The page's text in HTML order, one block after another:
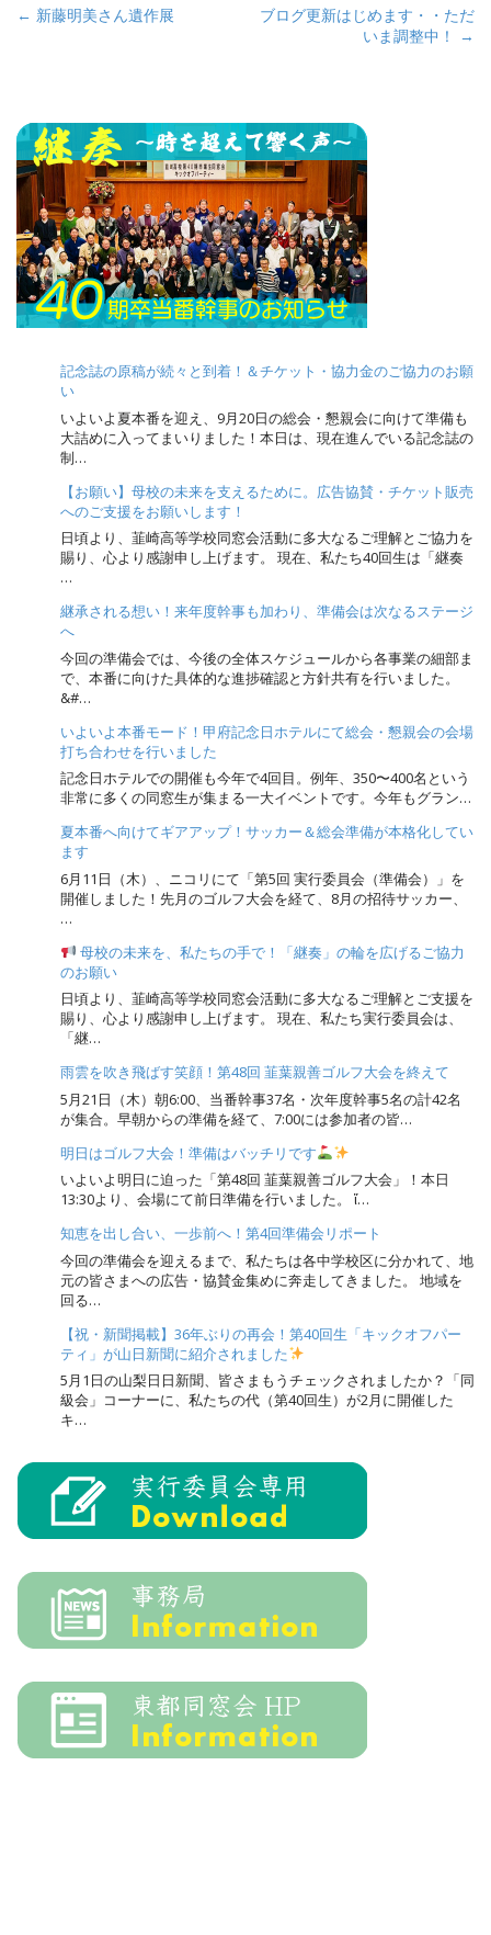
P
n
a
v
g
a
t
i
← 新藤明美さん遺作展
ブログ更新はじめます・・ただ
いま調整中！ →
記念誌の原稿が続々と到着！＆チケット・協力金のご協力のお願
い
いよいよ夏本番を迎え、9月20日の総会・懇親会に向けて準備も
大詰めに入ってまいりました！本日は、現在進んでいる記念誌の
制…
【お願い】母校の未来を支えるために。広告協賛・チケット販売
へのご支援をお願いします！
日頃より、韮崎高等学校同窓会活動に多大なるご理解とご協力を
賜り、心より感謝申し上げます。 現在、私たち40回生は「継奏
…
継承される想い！来年度幹事も加わり、準備会は次なるステージ
へ
今回の準備会では、今後の全体スケジュールから各事業の細部ま
で、本番に向けた具体的な進捗確認と方針共有を行いました。
&#…
いよいよ本番モード！甲府記念日ホテルにて総会・懇親会の会場
打ち合わせを行いました
記念日ホテルでの開催も今年で4回目。例年、350〜400名という
非常に多くの同窓生が集まる一大イベントです。今年もグラン…
夏本番へ向けてギアアップ！サッカー＆総会準備が本格化してい
ます
6月11日（木）、ニコリにて「第5回 実行委員会（準備会）」を
開催しました！先月のゴルフ大会を経て、8月の招待サッカー、
…
母校の未来を、私たちの手で！「継奏」の輪を広げるご協力
のお願い
日頃より、韮崎高等学校同窓会活動に多大なるご理解とご支援を
賜り、心より感謝申し上げます。 現在、私たち実行委員会は、
「継…
雨雲を吹き飛ばす笑顔！第48回 韮葉親善ゴルフ大会を終えて
5月21日（木）朝6:00、当番幹事37名・次年度幹事5名の計42名
が集合。早朝からの準備を経て、7:00には参加者の皆…
明日はゴルフ大会！準備はバッチリです
いよいよ明日に迫った「第48回 韮葉親善ゴルフ大会」！本日
13:30より、会場にて前日準備を行いました。 ἴ…
知恵を出し合い、一歩前へ！第4回準備会リポート
今回の準備会を迎えるまで、私たちは各中学校区に分かれて、地
元の皆さまへの広告・協賛金集めに奔走してきました。 地域を
回る…
【祝・新聞掲載】36年ぶりの再会！第40回生「キックオフパー
ティ」が山日新聞に紹介されました
5月1日の山梨日日新聞、皆さまもうチェックされましたか？「同
級会」コーナーに、私たちの代（第40回生）が2月に開催した
キ…